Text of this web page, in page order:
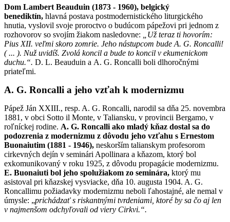
Dom Lambert Beauduin (1873 - 1960), belgický
benediktín, hlavná postava postmodernistického liturgického
hnutia, vyslovil svoje proroctvo o budúcom pápežovi pri jednom z
rozhovorov so svojím žiakom nasledovne:
„Už teraz ti hovorím:
Pius XII. veľmi skoro zomrie. Jeho nástupcom bude A. G. Roncalli!
( ... ). Nuž uvidíš. Zvolá koncil a bude to koncil v ekumenickom
duchu.“. D. L. Beauduin a A. G. Roncalli boli dlhoročnými
priateľmi.
A. G. Roncalli a jeho vzťah k modernizmu
Pápež Ján XXIII., resp. A. G. Roncalli, narodil sa dňa 25. novembra
1881, v obci Sotto il Monte, v Taliansku, v provincii Bergamo, v
roľníckej rodine. A. G. Roncalli ako mladý kňaz dostal sa do
podozrenia z modernizmu z dôvodu jeho vzťahu s Ernestom
Buonaiutim (1881 - 1946), neskorším talianskym profesorom
cirkevných dejín v seminári Apollinara a kňazom, ktorý bol
exkomunikovaný v roku 1925, z dôvodu propagácie modernizmu.
E. Buonaiuti bol jeho spolužiakom zo seminára, ktorý mu
asistoval pri kňazskej vysviacke, dňa 10. augusta 1904. A. G.
Roncallimu požiadavky modernizmu neboli ľahostajné, ale nemal v
úmysle: „prichádzať s riskantnými tvrdeniami, ktoré by sa čo aj len
v najmenšom odchyľovali od viery Cirkvi.“.